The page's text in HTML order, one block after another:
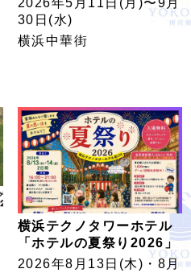
30⽇(水)
横浜中華街
横浜テクノタワーホテル
「ホテルの夏祭り2026」
2026年8月13日(木)・8月